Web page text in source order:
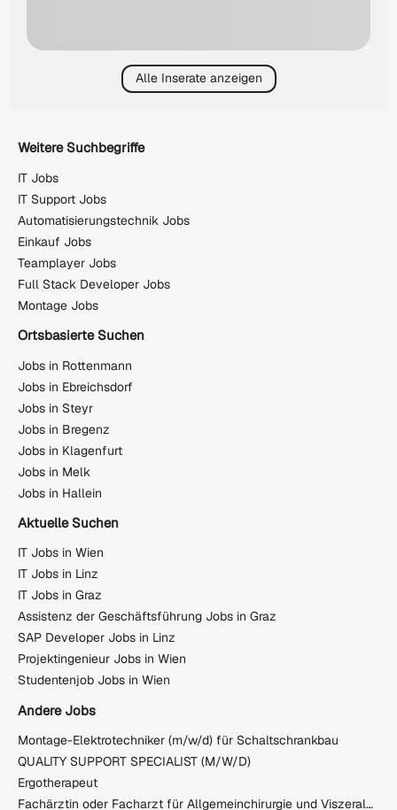
Alle Inserate anzeigen
Weitere Suchbegriffe
IT Jobs
IT Support Jobs
Automatisierungstechnik Jobs
Einkauf Jobs
Teamplayer Jobs
Full Stack Developer Jobs
Montage Jobs
Ortsbasierte Suchen
Jobs in Rottenmann
Jobs in Ebreichsdorf
Jobs in Steyr
Jobs in Bregenz
Jobs in Klagenfurt
Jobs in Melk
Jobs in Hallein
Aktuelle Suchen
IT Jobs in Wien
IT Jobs in Linz
IT Jobs in Graz
Assistenz der Geschäftsführung Jobs in Graz
SAP Developer Jobs in Linz
Projektingenieur Jobs in Wien
Studentenjob Jobs in Wien
Andere Jobs
Montage-Elektrotechniker (m/w/d) für Schaltschrankbau
QUALITY SUPPORT SPECIALIST (M/W/D)
Ergotherapeut
Fachärztin oder Facharzt für Allgemeinchirurgie und Viszeralchirurgie